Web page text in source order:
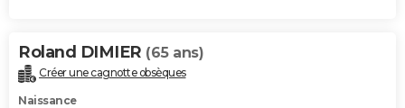
Roland DIMIER (65 ans)
Créer une cagnotte obsèques
Naissance